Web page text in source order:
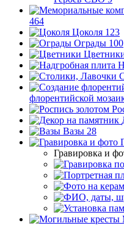
464
Цоколя 123
Ограды 100
флорентийской
Вазы 28
Гравировка и